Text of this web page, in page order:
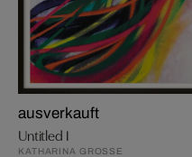
ausverkauft
Untitled I
KATHARINA GROSSE